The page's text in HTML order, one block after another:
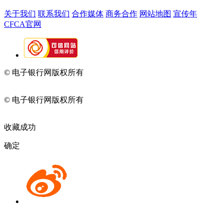
关于我们 联系我们 合作媒体 商务合作 网站地图 宣传年
CFCA官网
© 电子银行网版权所有
© 电子银行网版权所有
收藏成功
确定